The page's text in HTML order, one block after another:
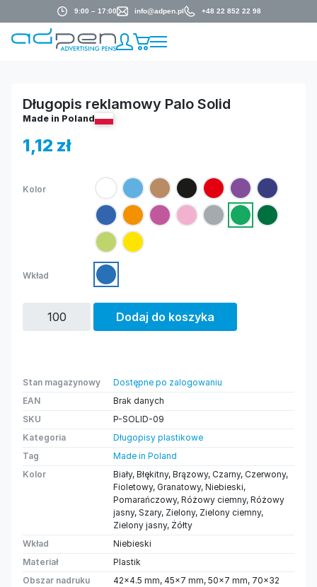
9:00 – 17:00 info@adpen.pl +48 22 852 22 98
Długopis reklamowy Palo Solid
Made in Poland
1,12 zł
Kolor
Wkład
Dodaj do koszyka
Stan magazynowy
Dostępne po zalogowaniu
EAN
Brak danych
SKU
P-SOLID-09
Kategoria
Długopisy plastikowe
Tag
Made in Poland
Kolor
Biały, Błękitny, Brązowy, Czarny, Czerwony,
Fioletowy, Granatowy, Niebieski,
Pomarańczowy, Różowy ciemny, Różowy
jasny, Szary, Zielony, Zielony ciemny,
Zielony jasny, Żółty
Wkład
Niebieski
Materiał
Plastik
Obszar nadruku
42×4.5 mm, 45×7 mm, 50×7 mm, 70×32